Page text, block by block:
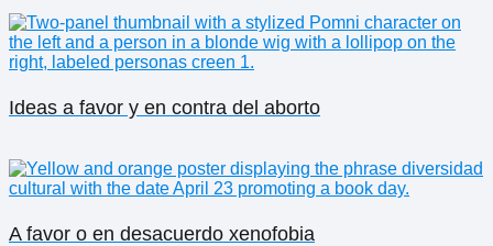
Ideas a favor y en contra del aborto
A favor o en desacuerdo xenofobia